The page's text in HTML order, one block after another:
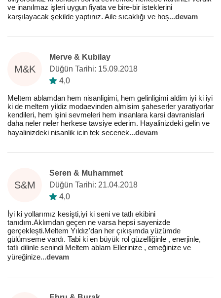
ve inanılmaz işleri uygun fiyata ve bire-bir isteklerini
karşılayacak şekilde yaptınız. Aile sıcaklığı ve hoş...devam
M&K
Merve & Kubilay
Düğün Tarihi: 15.09.2018
4,0
Meltem ablamdan hem nisanligimi, hem gelinligimi aldim iyi ki iyi
ki de meltem yildiz modaevinden almisim şaheserler yaratiyorlar
kendileri, hem işini sevmeleri hem insanlara karsi davranislari
daha neler neler herkese tavsiye ederim. Hayalinizdeki gelin ve
hayalinizdeki nisanlik icin tek secenek...devam
S&M
Seren & Muhammet
Düğün Tarihi: 21.04.2018
4,0
İyi ki yollarımız kesişti,iyi ki seni ve tatlı ekibini
tanıdım.Aklımdan geçen ne varsa hepsi sayenizde
gerçekleşti.Meltem Yıldız'dan her çıkışımda yüzümde
gülümseme vardı. Tabi ki en büyük rol güzelliğinle , enerjinle,
tatlı dilinle senindi Meltem ablam Ellerinize , emeğinize ve
yüreğinize...devam